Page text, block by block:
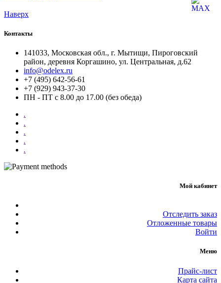
Наверх
Контакты
141033, Московская обл., г. Мытищи, Пироговский
район, деревня Коргашино, ул. Центральная, д.62
info@odelex.ru
+7 (495) 642-56-61
+7 (929) 943-37-30
ПН - ПТ с 8.00 до 17.00 (без обеда)
.
.
.
.
.
Мой кабинет
Отследить заказ
Отложенные товары
Войти
Меню
Прайс-лист
Карта сайта